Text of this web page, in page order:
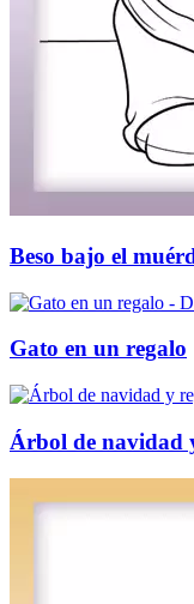
Beso bajo el
Gato en un regalo
Árbol de navidad